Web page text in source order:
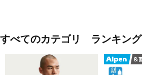
すべてのカテゴリ ランキング